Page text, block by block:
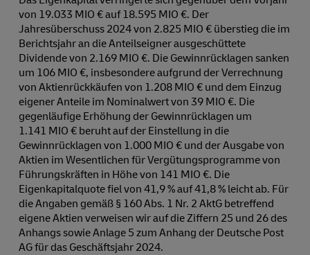
von 19.033 MIO € auf 18.595 MIO €. Der
Jahresüberschuss 2024 von 2.825 MIO € überstieg die im
Berichtsjahr an die Anteilseigner ausgeschüttete
Dividende von 2.169 MIO €. Die Gewinnrücklagen sanken
um 106 MIO €, insbesondere aufgrund der Verrechnung
von Aktienrückkäufen von 1.208 MIO € und dem Einzug
eigener Anteile im Nominalwert von 39 MIO €. Die
gegenläufige Erhöhung der Gewinnrücklagen um
1.141 MIO € beruht auf der Einstellung in die
Gewinnrücklagen von 1.000 MIO € und der Ausgabe von
Aktien im Wesentlichen für Vergütungsprogramme von
Führungskräften in Höhe von 141 MIO €. Die
Eigenkapitalquote fiel von 41,9 % auf 41,8 % leicht ab. Für
die Angaben gemäß § 160 Abs. 1 Nr. 2 AktG betreffend
eigene Aktien verweisen wir auf die Ziffern 25 und 26 des
Anhangs sowie Anlage 5 zum Anhang der Deutsche Post
AG für das Geschäftsjahr 2024.